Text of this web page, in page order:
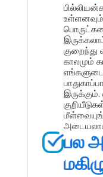
குறைந்து
காலமும்
பல